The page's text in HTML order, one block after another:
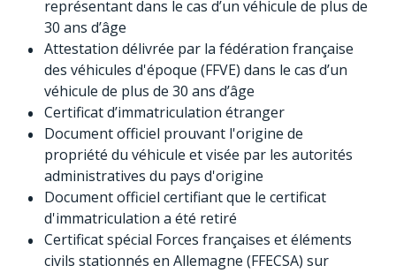
représentant dans le cas d’un véhicule de plus de
30 ans d’âge
Attestation délivrée par la fédération française
des véhicules d'époque (FFVE) dans le cas d’un
véhicule de plus de 30 ans d’âge
Certificat d’immatriculation étranger
Document officiel prouvant l'origine de
propriété du véhicule et visée par les autorités
administratives du pays d'origine
Document officiel certifiant que le certificat
d'immatriculation a été retiré
Certificat spécial Forces françaises et éléments
civils stationnés en Allemagne (FFECSA) sur